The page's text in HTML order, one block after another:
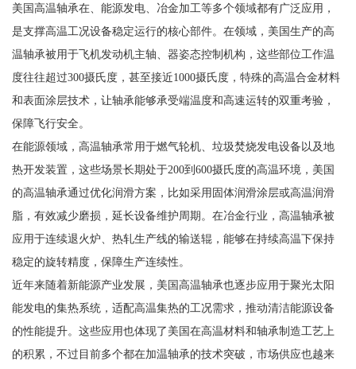
美国高温轴承在、能源发电、冶金加工等多个领域都有广泛应用，
是支撑高温工况设备稳定运行的核心部件。在领域，美国生产的高
温轴承被用于飞机发动机主轴、器姿态控制机构，这些部位工作温
度往往超过300摄氏度，甚至接近1000摄氏度，特殊的高温合金材料
和表面涂层技术，让轴承能够承受端温度和高速运转的双重考验，
保障飞行安全。
在能源领域，高温轴承常用于燃气轮机、垃圾焚烧发电设备以及地
热开发装置，这些场景长期处于200到600摄氏度的高温环境，美国
的高温轴承通过优化润滑方案，比如采用固体润滑涂层或高温润滑
脂，有效减少磨损，延长设备维护周期。在冶金行业，高温轴承被
应用于连续退火炉、热轧生产线的输送辊，能够在持续高温下保持
稳定的旋转精度，保障生产连续性。
近年来随着新能源产业发展，美国高温轴承也逐步应用于聚光太阳
能发电的集热系统，适配高温集热的工况需求，推动清洁能源设备
的性能提升。这些应用也体现了美国在高温材料和轴承制造工艺上
的积累，不过目前多个都在加温轴承的技术突破，市场供应也越来